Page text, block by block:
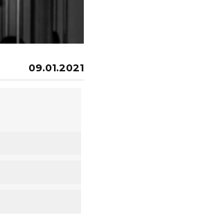
09.01.2021